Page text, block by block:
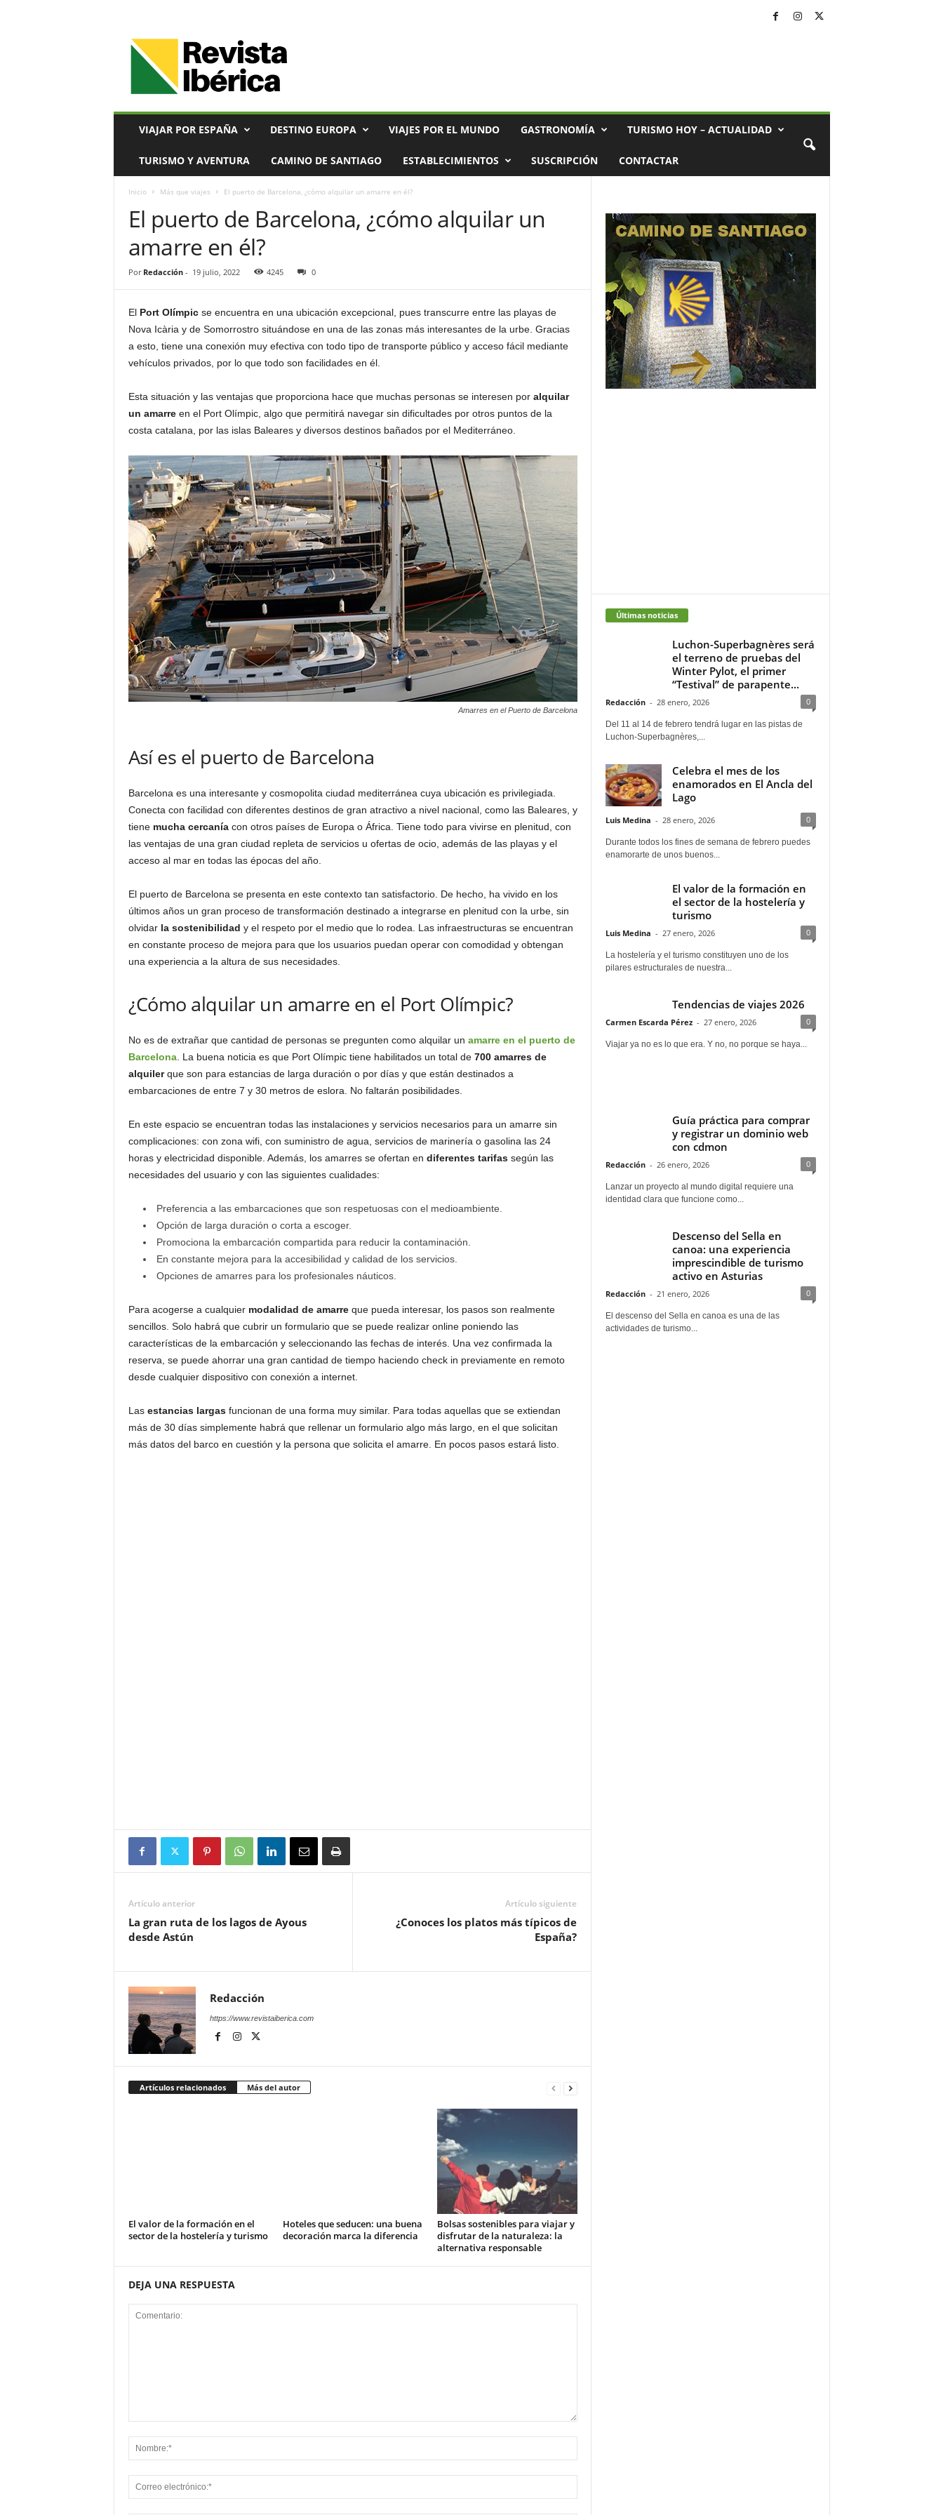
VIAJAR POR ESPAÑA DESTINO EUROPA VIAJES POR EL MUNDO GASTRONOMÍA TURISMO HOY – ACTUALIDAD
TURISMO Y AVENTURA CAMINO DE SANTIAGO ESTABLECIMIENTOS SUSCRIPCIÓN CONTACTAR
Inicio Más que viajes El puerto de Barcelona, ¿cómo alquilar un amarre en él?
El puerto de Barcelona, ¿cómo alquilar un
amarre en él?
Por Redacción- 19 julio, 2022 4245 0
El Port Olímpicse encuentra en una ubicación excepcional, pues transcurre entre las playas de
Nova Icària y de Somorrostro situándose en una de las zonas más interesantes de la urbe. Gracias
a esto, tiene una conexión muy efectiva con todo tipo de transporte público y acceso fácil mediante
vehículos privados, por lo que todo son facilidades en él.
Esta situación y las ventajas que proporciona hace que muchas personas se interesen por alquilar
un amarreen el Port Olímpic, algo que permitirá navegar sin dificultades por otros puntos de la
costa catalana, por las islas Baleares y diversos destinos bañados por el Mediterráneo.
Amarres en el Puerto de Barcelona
Así es el puerto de Barcelona
Barcelona es una interesante y cosmopolita ciudad mediterránea cuya ubicación es privilegiada.
Conecta con facilidad con diferentes destinos de gran atractivo a nivel nacional, como las Baleares, y
tiene mucha cercanía con otros países de Europa o África. Tiene todo para vivirse en plenitud, con
las ventajas de una gran ciudad repleta de servicios u ofertas de ocio, además de las playas y el
acceso al mar en todas las épocas del año.
El puerto de Barcelona se presenta en este contexto tan satisfactorio. De hecho, ha vivido en los
últimos años un gran proceso de transformación destinado a integrarse en plenitud con la urbe, sin
olvidarla sostenibilidad y el respeto por el medio que lo rodea. Las infraestructuras se encuentran
en constante proceso de mejora para que los usuarios puedan operar con comodidad y obtengan
una experiencia a la altura de sus necesidades.
¿Cómo alquilar un amarre en el Port Olímpic?
No es de extrañar que cantidad de personas se pregunten como alquilar un amarre en el puerto de
Barcelona. La buena noticia es que Port Olímpic tiene habilitados un total de700 amarres de
alquilerque son para estancias de larga duración o por días y que están destinados a
embarcaciones de entre 7 y 30 metros de eslora. No faltarán posibilidades.
En este espacio se encuentran todas las instalaciones y servicios necesarios para un amarre sin
complicaciones: con zona wifi, con suministro de agua, servicios de marinería o gasolina las 24
horas y electricidad disponible. Además, los amarres se ofertan en diferentes tarifassegún las
necesidades del usuario y con las siguientes cualidades:
Preferencia a las embarcaciones que son respetuosas con el medioambiente.
Opción de larga duración o corta a escoger.
Promociona la embarcación compartida para reducir la contaminación.
En constante mejora para la accesibilidad y calidad de los servicios.
Opciones de amarres para los profesionales náuticos.
Para acogerse a cualquier modalidad de amarre que pueda interesar, los pasos son realmente
sencillos. Solo habrá que cubrir un formulario que se puede realizar online poniendo las
características de la embarcación y seleccionando las fechas de interés. Una vez confirmada la
reserva, se puede ahorrar una gran cantidad de tiempo haciendo check in previamente en remoto
desde cualquier dispositivo con conexión a internet.
Las estancias largas funcionan de una forma muy similar. Para todas aquellas que se extiendan
más de 30 días simplemente habrá que rellenar un formulario algo más largo, en el que solicitan
más datos del barco en cuestión y la persona que solicita el amarre. En pocos pasos estará listo.
Artículo anterior
La gran ruta de los lagos de Ayous
desde Astún
Artículo siguiente
¿Conoces los platos más típicos de
España?
Redacción
https://www.revistaiberica.com
Artículos relacionados Más del autor
El valor de la formación en el
sector de la hostelería y turismo
Hoteles que seducen: una buena
decoración marca la diferencia
Bolsas sostenibles para viajar y
disfrutar de la naturaleza: la
alternativa responsable
DEJA UNA RESPUESTA
Últimas noticias
Luchon-Superbagnères será
el terreno de pruebas del
Winter Pylot, el primer
“Testival” de parapente...
Redacción - 28 enero, 2026 0
Del 11 al 14 de febrero tendrá lugar en las pistas de
Luchon-Superbagnères,...
Celebra el mes de los
enamorados en El Ancla del
Lago
Luis Medina - 28 enero, 2026 0
Durante todos los fines de semana de febrero puedes
enamorarte de unos buenos...
El valor de la formación en
el sector de la hostelería y
turismo
Luis Medina - 27 enero, 2026 0
La hostelería y el turismo constituyen uno de los
pilares estructurales de nuestra...
Tendencias de viajes 2026
Carmen Escarda Pérez - 27 enero, 2026 0
Viajar ya no es lo que era. Y no, no porque se haya...
Guía práctica para comprar
y registrar un dominio web
con cdmon
Redacción - 26 enero, 2026 0
Lanzar un proyecto al mundo digital requiere una
identidad clara que funcione como...
Descenso del Sella en
canoa: una experiencia
imprescindible de turismo
activo en Asturias
Redacción - 21 enero, 2026 0
El descenso del Sella en canoa es una de las
actividades de turismo...